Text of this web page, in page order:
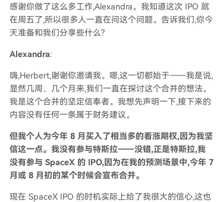
感谢你做了这么多工作,Alexandra。我知道这次 IPO 就
在周五了,所以很多人一直在问这个问题。告诉我们,你今
天准备和我们分享些什么?
Alexandra:
嗨,Herbert,谢谢你邀请我。嗯,这一切都始于——我是说,
显然几周、几个月来,我们一直在探讨这个合并的想法。
我是这个合并的坚定信奉者。我想先声明一下,接下来的
内容没有任何一条属于财务建议。
但我个人为今年 8 月买入了相当多的看涨期权,因为我坚
信这一点。我没有参与特斯拉——没错,正是特斯拉,我
没有参与 SpaceX 的 IPO,因为在我的预测场景中,今年 7
月或 8 月初的某个时候会宣布合并。
现在 SpaceX IPO 的时机实际上给了我很大的信心,这也